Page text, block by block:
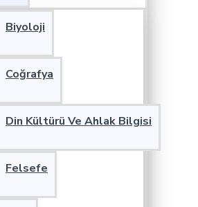
Biyoloji
Coğrafya
Din Kültürü Ve Ahlak Bilgisi
Felsefe